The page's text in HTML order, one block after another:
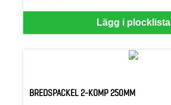
Lägg i plocklista
BREDSPACKEL 2-KOMP 250MM